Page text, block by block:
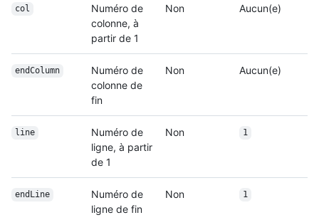
col
Numéro de
colonne, à
partir de 1
Non Aucun(e)
endColumn
Numéro de
colonne de
fin
Non Aucun(e)
line
Numéro de
ligne, à partir
de 1
Non 1
endLine
Numéro de
ligne de fin
Non 1